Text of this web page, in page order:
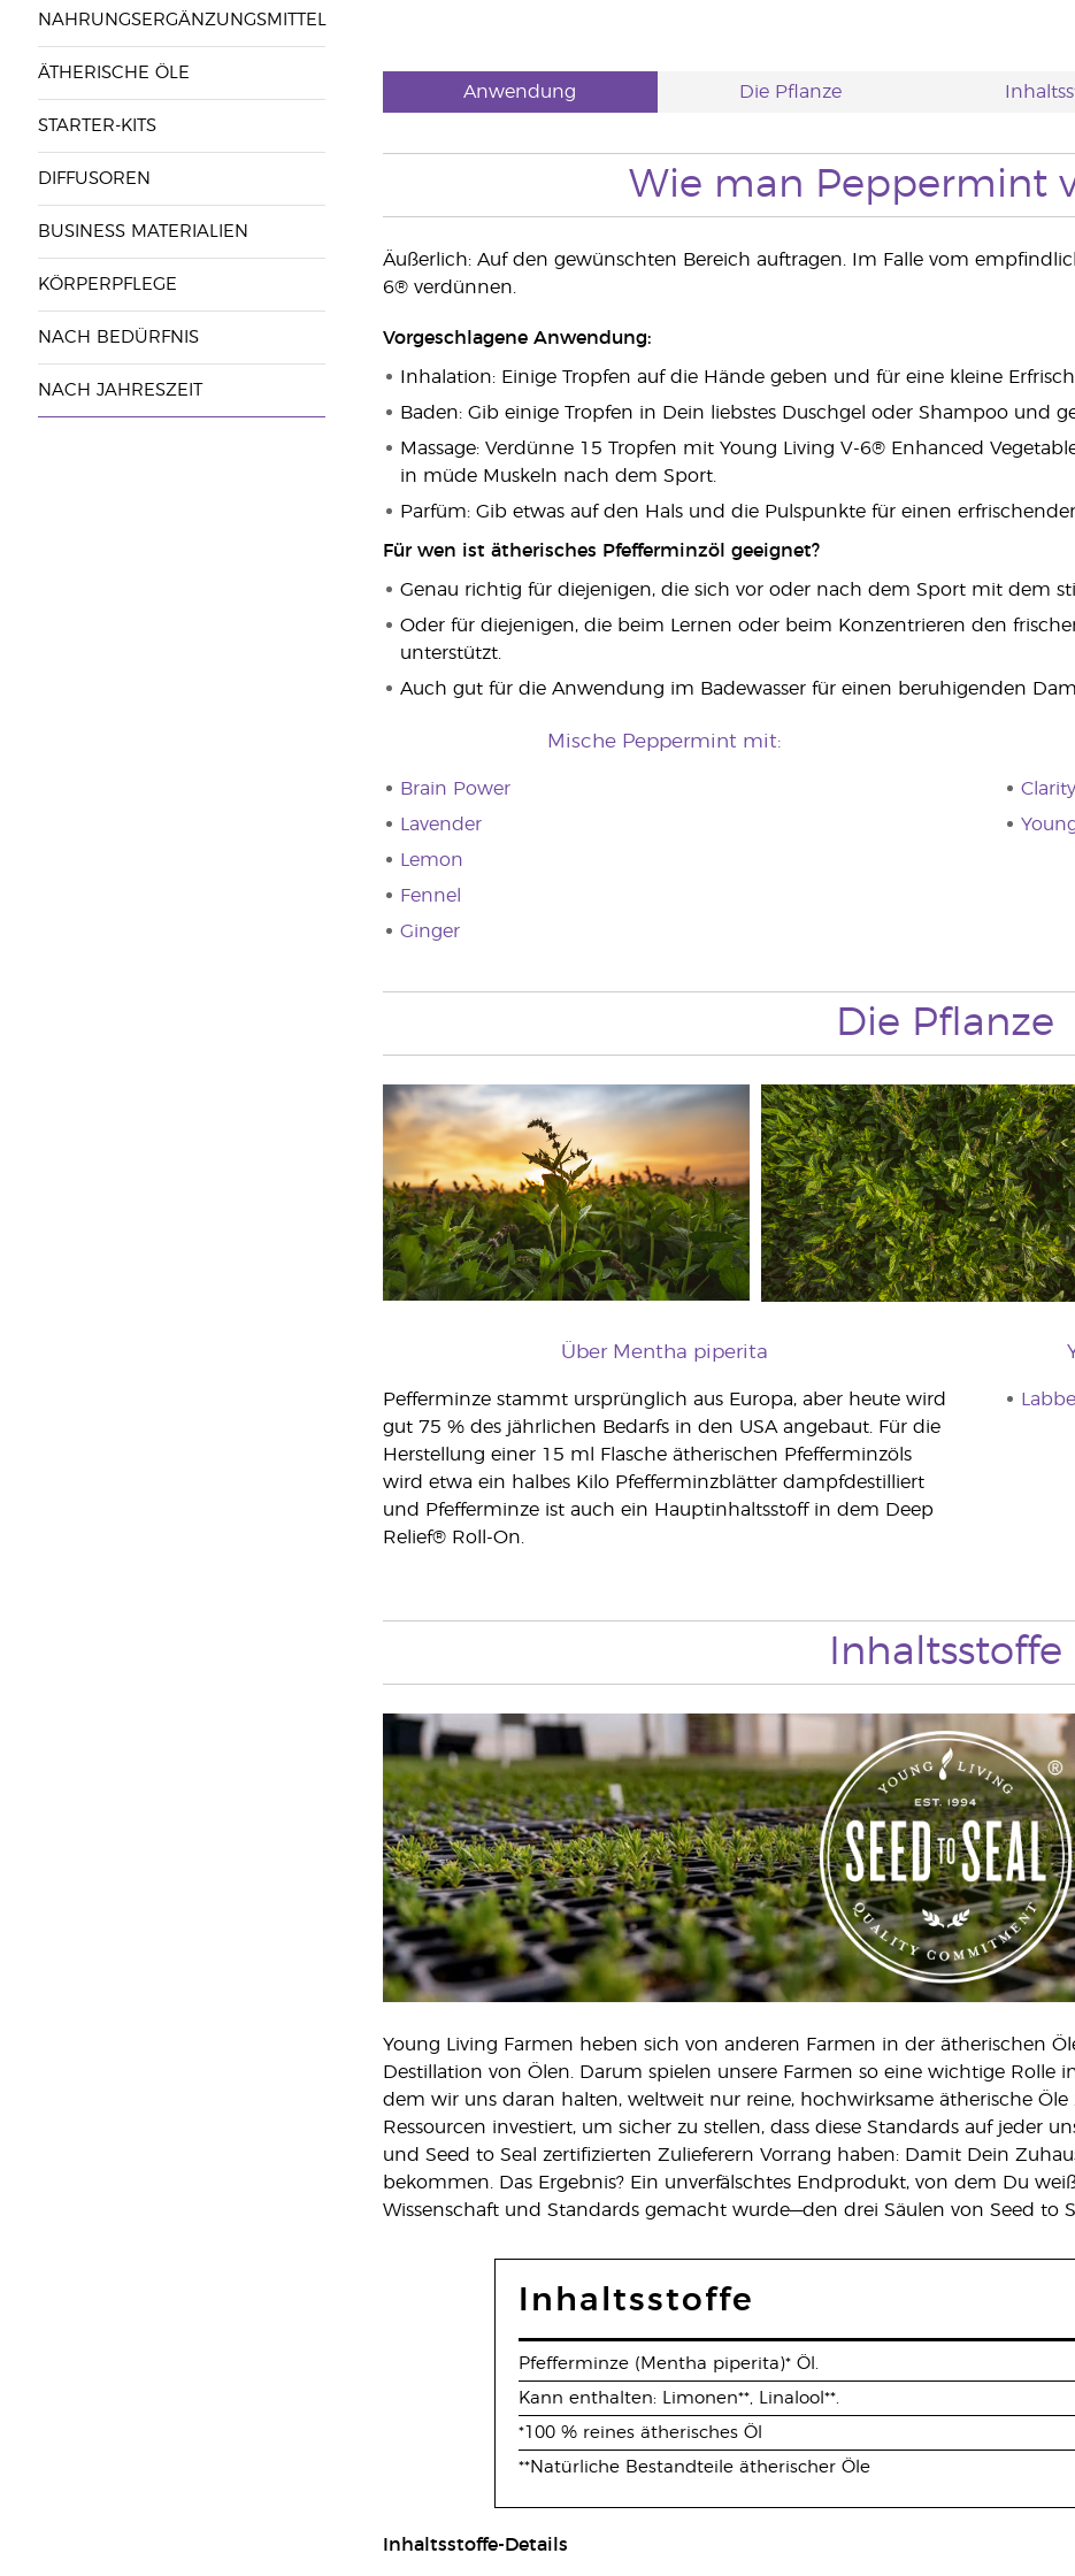
NAHRUNGSERGÄNZUNGSMITTEL
ÄTHERISCHE ÖLE
STARTER-KITS
DIFFUSOREN
BUSINESS MATERIALIEN
KÖRPERPFLEGE
NACH BEDÜRFNIS
NACH JAHRESZEIT
Anwendung Die Pflanze
Wie man Peppermint
Äußerlich: Auf den gewünschten Bereich auftragen. Im Falle vom
6® verdünnen.
Vorgeschlagene Anwendung:
Inhalation: Einige Tropfen auf die Hände geben und für eine kleine
Baden: Gib einige Tropfen in Dein liebstes Duschgel oder Shampoo und
Massage: Verdünne 15 Tropfen mit Young Living V-6® Enhanced
in müde Muskeln nach dem Sport.
Parfüm: Gib etwas auf den Hals und die Pulspunkte für einen
Für wen ist ätherisches Pfefferminzöl geeignet?
Genau richtig für diejenigen, die sich vor oder nach dem Sport mit dem
Oder für diejenigen, die beim Lernen oder beim Konzentrieren den
unterstützt.
Auch gut für die Anwendung im Badewasser für einen beruhigenden
Mische Peppermint mit:
Brain Power
Lavender
Lemon
Fennel
Ginger
Clarity
Die Pflanze
Über Mentha piperita
Pefferminze stammt ursprünglich aus Europa, aber heute wird
gut 75 % des jährlichen Bedarfs in den USA angebaut. Für die
Herstellung einer 15 ml Flasche ätherischen Pfefferminzöls
wird etwa ein halbes Kilo Pfefferminzblätter dampfdestilliert
und Pfefferminze ist auch ein Hauptinhaltsstoff in dem Deep
Relief® Roll-On.
Inhaltsstoffe
Young Living Farmen heben sich von anderen Farmen in der ätherischen
Destillation von Ölen. Darum spielen unsere Farmen so eine wichtige Rolle
dem wir uns daran halten, weltweit nur reine, hochwirksame ätherische
Ressourcen investiert, um sicher zu stellen, dass diese Standards auf jeder
und Seed to Seal zertifizierten Zulieferern Vorrang haben: Damit Dein
bekommen. Das Ergebnis? Ein unverfälschtes Endprodukt, von dem Du
Wissenschaft und Standards gemacht wurde—den drei Säulen von Seed to
Inhaltsstoffe
Pfefferminze (Mentha piperita)* Öl.
Kann enthalten: Limonen**, Linalool**.
*100 % reines ätherisches Öl
**Natürliche Bestandteile ätherischer Öle
Inhaltsstoffe-Details